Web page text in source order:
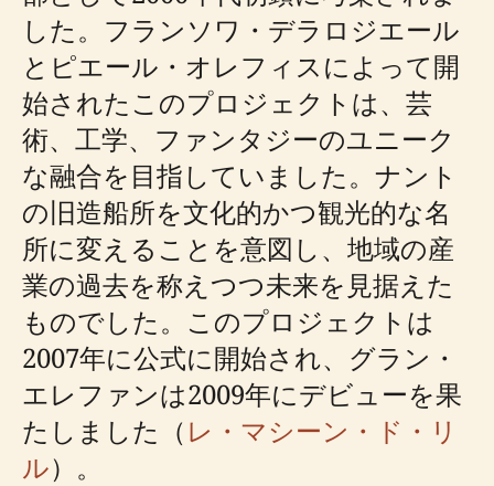
した。フランソワ・デラロジエール
とピエール・オレフィスによって開
始されたこのプロジェクトは、芸
術、工学、ファンタジーのユニーク
な融合を目指していました。ナント
の旧造船所を文化的かつ観光的な名
所に変えることを意図し、地域の産
業の過去を称えつつ未来を見据えた
ものでした。このプロジェクトは
2007年に公式に開始され、グラン・
エレファンは2009年にデビューを果
たしました（レ・マシーン・ド・リ
ル）。